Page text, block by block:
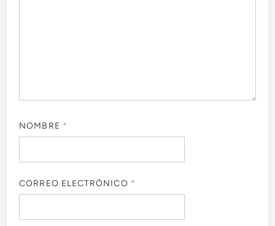
NOMBRE *
CORREO ELECTRÓNICO *